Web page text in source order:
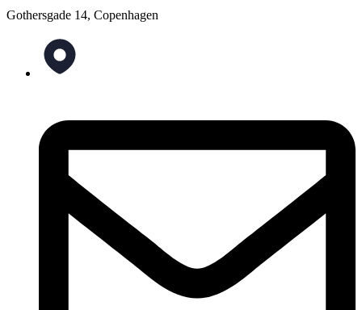
Gothersgade 14, Copenhagen